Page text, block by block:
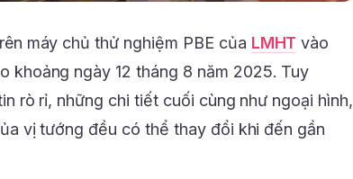
máy chủ thử nghiệm PBE của LMHT vào
khoảng ngày 12 tháng 8 năm 2025. Tuy
rò rỉ, những chi tiết cuối cùng như ngoại hình,
vị tướng đều có thể thay đổi khi đến gần